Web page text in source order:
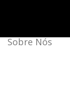
Sobre Nós